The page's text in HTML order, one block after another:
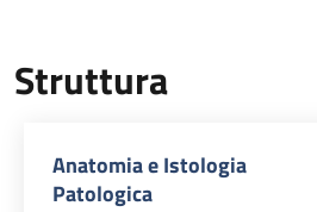
Struttura
Anatomia e Istologia
Patologica